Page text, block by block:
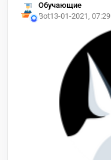
Обучающие
Bot13-01-2021, 07:29